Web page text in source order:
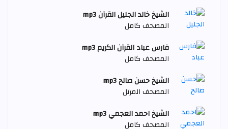
الشيخ خالد الجليل القرآن mp3
المصحف كامل
فارس عباد القرآن الكريم mp3
المصحف كامل
الشيخ حسن صالح mp3
المصحف المرتل
الشيخ احمد العجمي mp3
المصحف كامل